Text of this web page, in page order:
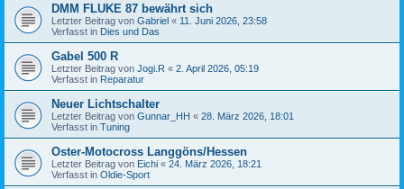
DMM FLUKE 87 bewährt sich
Letzter Beitrag von Gabriel « 11. Juni 2026, 23:58
Verfasst in Dies und Das
Gabel 500 R
Letzter Beitrag von Jogi.R « 2. April 2026, 05:19
Verfasst in Reparatur
Neuer Lichtschalter
Letzter Beitrag von Gunnar_HH « 28. März 2026, 18:01
Verfasst in Tuning
Oster-Motocross Langgöns/Hessen
Letzter Beitrag von Eichi « 24. März 2026, 18:21
Verfasst in Oldie-Sport